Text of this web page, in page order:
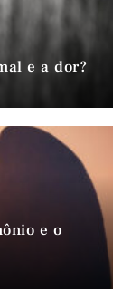
e a dor?
e o